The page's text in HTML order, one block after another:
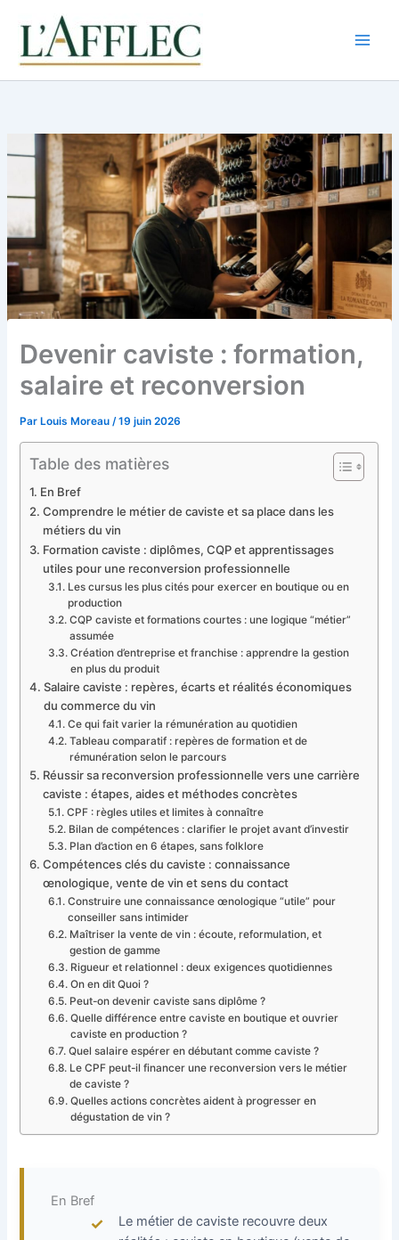
contenu
Devenir caviste : formation,
salaire et reconversion
ParLouis Moreau /19 juin 2026
Table des matières
En Bref
Comprendre le métier de caviste et sa place dans les
métiers du vin
Formation caviste : diplômes, CQP et apprentissages
utiles pour une reconversion professionnelle
Les cursus les plus cités pour exercer en boutique ou en
production
CQP caviste et formations courtes : une logique “métier”
assumée
Création d’entreprise et franchise : apprendre la gestion
en plus du produit
Salaire caviste : repères, écarts et réalités économiques
du commerce du vin
Ce qui fait varier la rémunération au quotidien
Tableau comparatif : repères de formation et de
rémunération selon le parcours
Réussir sa reconversion professionnelle vers une carrière
caviste : étapes, aides et méthodes concrètes
CPF : règles utiles et limites à connaître
Bilan de compétences : clarifier le projet avant d’investir
Plan d’action en 6 étapes, sans folklore
Compétences clés du caviste : connaissance
œnologique, vente de vin et sens du contact
Construire une connaissance œnologique “utile” pour
conseiller sans intimider
Maîtriser la vente de vin : écoute, reformulation, et
gestion de gamme
Rigueur et relationnel : deux exigences quotidiennes
On en dit Quoi ?
Peut-on devenir caviste sans diplôme ?
Quelle différence entre caviste en boutique et ouvrier
caviste en production ?
Quel salaire espérer en débutant comme caviste ?
Le CPF peut-il financer une reconversion vers le métier
de caviste ?
Quelles actions concrètes aident à progresser en
dégustation de vin ?
En Bref
Le métier de caviste recouvre deux